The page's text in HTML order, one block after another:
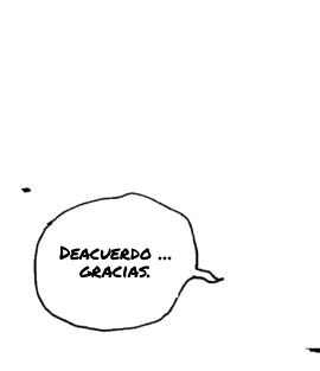
Deacuerdo ...
gracias.